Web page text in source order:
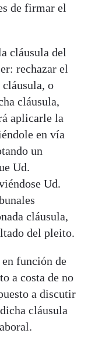
de firmar el
cláusula del
rechazar el
o
cláusula,
aplicarle la
en vía
un
Ud.
Ud.
cláusula,
del pleito.
función de
a costa de no
a discutir
cláusula